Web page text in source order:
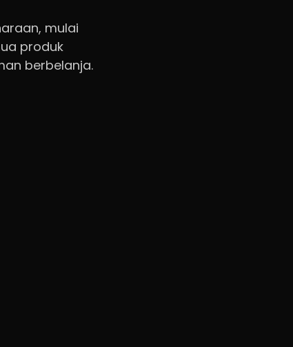
mulai
produk
berbelanja.